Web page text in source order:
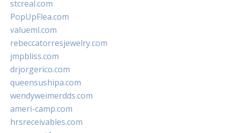
stcreal.com
PopUpFlea.com
valueml.com
rebeccatorresjewelry.com
jmpbliss.com
drjorgerico.com
queensushipa.com
wendyweimerdds.com
ameri-camp.com
hrsreceivables.com